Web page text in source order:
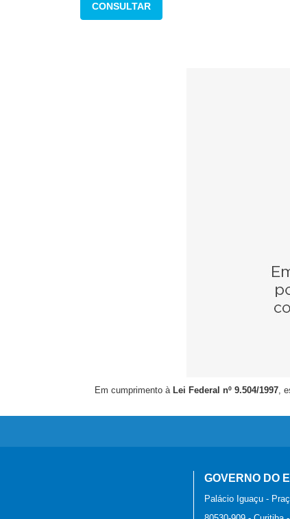
CONSULTAR
Em cumprimento à Lei Federal nº 9.504/1997,
GOVERNO DO
Palácio Iguaçu -